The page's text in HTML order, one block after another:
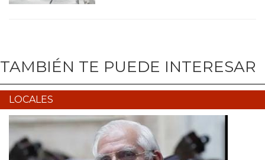
TAMBIÉN TE PUEDE INTERESAR
LOCALES